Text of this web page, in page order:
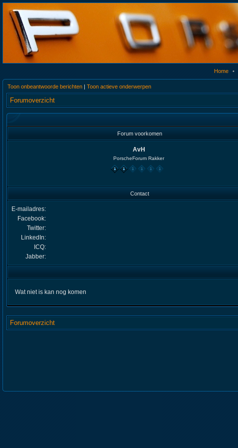
Home •
Toon onbeantwoorde berichten | Toon actieve onderwerpen
Forumoverzicht
Forum voorkomen
AvH
PorscheForum Rakker
Contact
E-mailadres:
Facebook:
Twitter:
LinkedIn:
ICQ:
Jabber:
Wat niet is kan nog komen
Forumoverzicht